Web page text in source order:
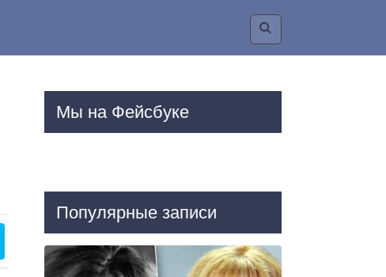
Мы на Фейсбуке
Популярные записи